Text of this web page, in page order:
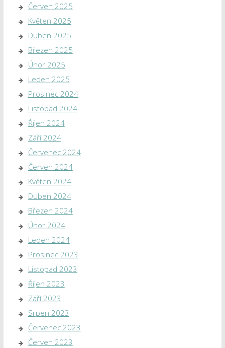
Červen 2025
Květen 2025
Duben 2025
Březen 2025
Únor 2025
Leden 2025
Prosinec 2024
Listopad 2024
Říjen 2024
Září 2024
Červenec 2024
Červen 2024
Květen 2024
Duben 2024
Březen 2024
Únor 2024
Leden 2024
Prosinec 2023
Listopad 2023
Říjen 2023
Září 2023
Srpen 2023
Červenec 2023
Červen 2023